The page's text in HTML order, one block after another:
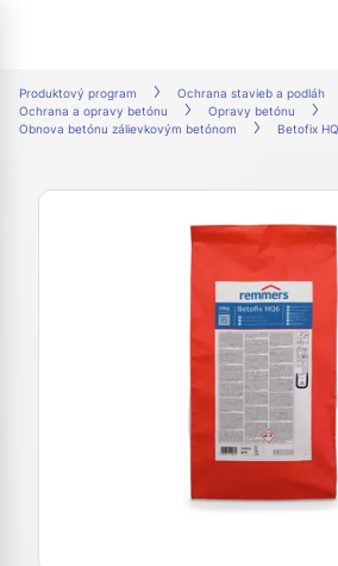
Produktový program
Ochrana stavieb a podláh
Ochrana a opravy betónu
Opravy betónu
Obnova betónu zálievkovým betónom
Betofix